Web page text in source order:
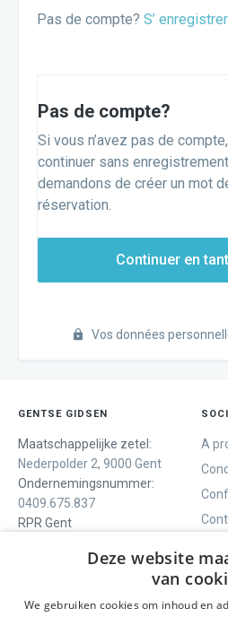
Pas de compte? S’ enregistrer
Pas de compte?
Si vous n’avez pas de
continuer sans
demandons de créer un mot
réservation.
Continuer en
Vos données
GENTSE GIDSEN
Maatschappelijke zetel:
Nederpolder 2, 9000 Gent
Ondernemingsnummer:
0409.675.837
RPR Gent
A
Deze website
van
We gebruiken cookies om inhoud en